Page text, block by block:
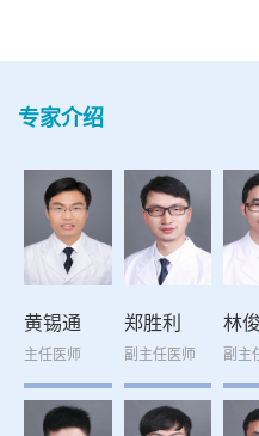
专家介绍
黄锡通
主任医师
郑胜利
副主任医师
林
副主